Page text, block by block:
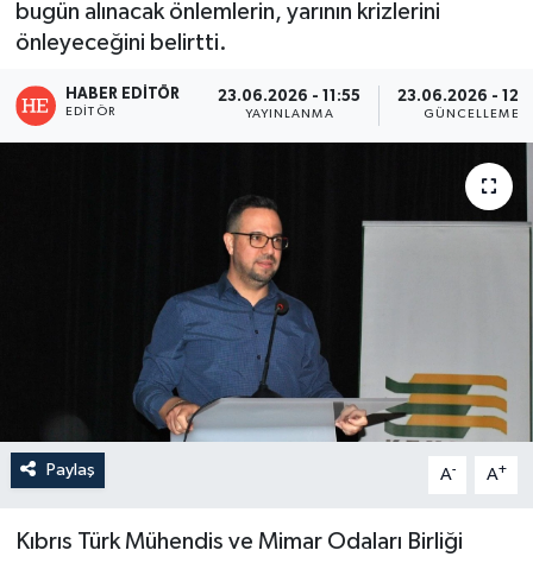
bugün alınacak önlemlerin, yarının krizlerini
önleyeceğini belirtti.
HABER EDITÖR
EDITÖR
23.06.2026 - 11:55
YAYINLANMA
23.06.2026 -
GÜNCELLEME
Paylaş A- A+
Kıbrıs Türk Mühendis ve Mimar Odaları Birliği